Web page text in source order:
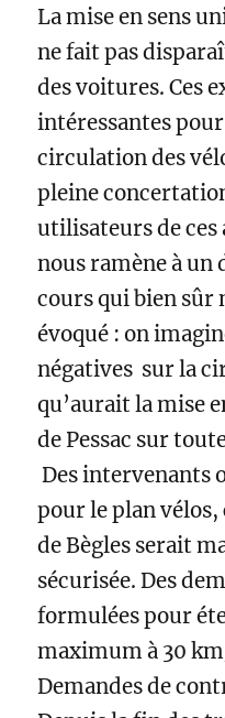
La mise en sens
ne fait pas
des voitures. Ces
intéressantes
circulation des
pleine
utilisateurs de ces
nous ramène à un
cours qui bien sûr
évoqué : on
négatives sur la
qu’aurait la mise
de Pessac sur
Des intervenants
pour le plan
de Bègles serait
sécurisée. Des
formulées pour
maximum à 30
Demandes de